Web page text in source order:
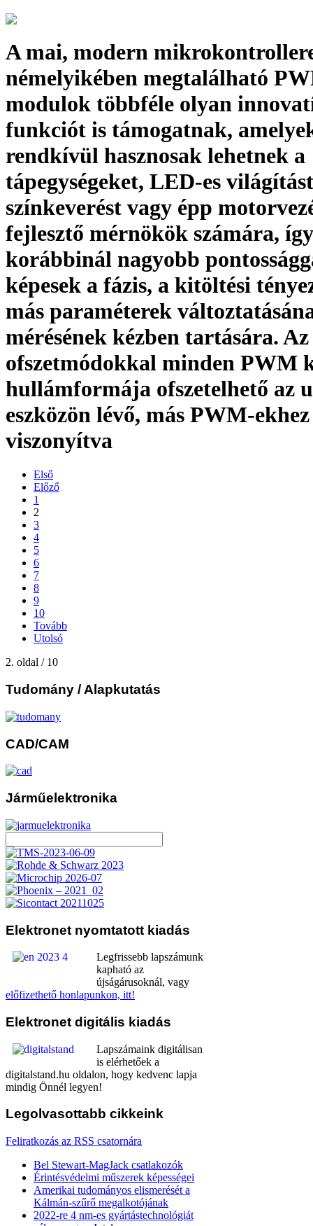
A mai, modern
némelyikében megtalálható
modulok többféle olyan
funkciót is támogatnak,
rendkívül hasznosak lehetnek a
tápegységeket, LED-es
színkeverést vagy épp
fejlesztő mérnökök számára,
korábbinál nagyobb
képesek a fázis, a kitöltési
más paraméterek
mérésének kézben tartására. Az
ofszetmódokkal minden PWM
hullámformája ofszetelhető az
eszközön lévő, más PWM-ekhez
viszonyítva
Első
Előző
1
2
3
4
5
6
7
8
9
10
Tovább
Utolsó
2. oldal / 10
Tudomány / Alapkutatás
CAD/CAM
Járműelektronika
Elektronet nyomtatott kiadás
Legfrissebb lapszámunk
kapható az
újságárusoknál, vagy
előfizethető honlapunkon, itt!
Elektronet digitális kiadás
Lapszámaink digitálisan
is elérhetőek a
digitalstand.hu oldalon, hogy kedvenc lapja
mindig Önnél legyen!
Legolvasottabb cikkeink
Feliratkozás az RSS csatornára
Bel Stewart-MagJack csatlakozók
Érintésvédelmi műszerek képességei
Amerikai tudományos elismerését a
Kálmán-szűrő megalkotójának
2022-re 4 nm-es gyártástechnológiát